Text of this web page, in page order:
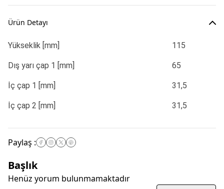
Ürün Detayı
Yükseklik [mm] 115
Dış yarı çap 1 [mm] 65
İç çap 1 [mm] 31,5
İç çap 2 [mm] 31,5
Paylaş :
Başlık
Henüz yorum bulunmamaktadır